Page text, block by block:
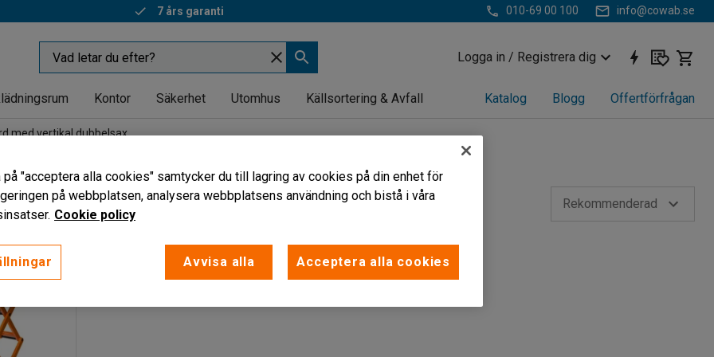
7 års garanti 010-69 00 100 info@cowab.se
Logga in / Registrera dig
Kontor Säkerhet Utomhus Källsortering & Avfall Katalog Blogg Offertförfrågan
med vertikal dubbelsax
Rekommenderad
på "acceptera alla cookies" samtycker du till lagring av cookies på din enhet för
på webbplatsen, analysera webbplatsens användning och bistå i våra
Cookie policy
Avvisa alla Acceptera alla cookies